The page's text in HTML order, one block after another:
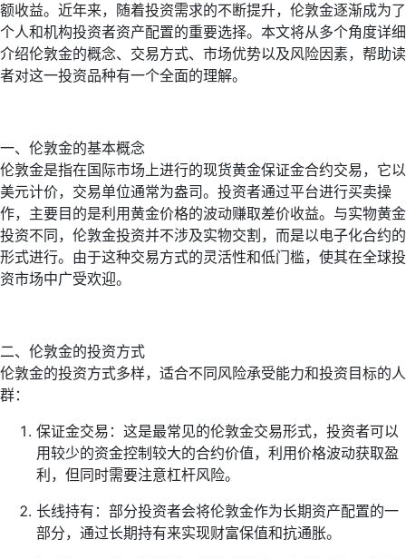
额收益。近年来，随着投资需求的不断提升，伦敦金逐渐成为了
个人和机构投资者资产配置的重要选择。本文将从多个角度详细
介绍伦敦金的概念、交易方式、市场优势以及风险因素，帮助读
者对这一投资品种有一个全面的理解。
一、伦敦金的基本概念
伦敦金是指在国际市场上进行的现货黄金保证金合约交易，它以
美元计价，交易单位通常为盎司。投资者通过平台进行买卖操
作，主要目的是利用黄金价格的波动赚取差价收益。与实物黄金
投资不同，伦敦金投资并不涉及实物交割，而是以电子化合约的
形式进行。由于这种交易方式的灵活性和低门槛，使其在全球投
资市场中广受欢迎。
二、伦敦金的投资方式
伦敦金的投资方式多样，适合不同风险承受能力和投资目标的人
群：
保证金交易：这是最常见的伦敦金交易形式，投资者可以
用较少的资金控制较大的合约价值，利用价格波动获取盈
利，但同时需要注意杠杆风险。
长线持有：部分投资者会将伦敦金作为长期资产配置的一
部分，通过长期持有来实现财富保值和抗通胀。